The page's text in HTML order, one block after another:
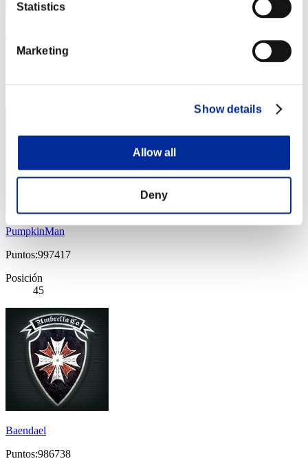
Statistics
Marketing
Show details
Allow all
Deny
Puntos:1007397
PumpkinMan
Puntos:997417
Posición
45
Baendael
Puntos:986738